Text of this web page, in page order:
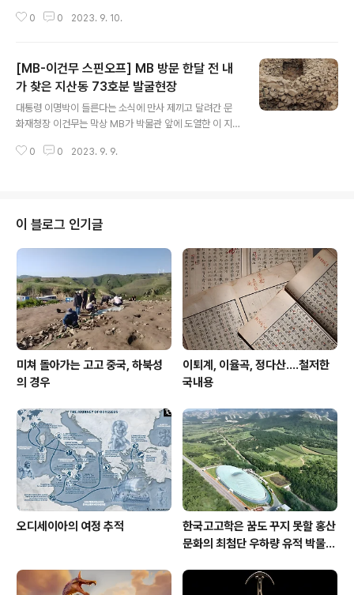
는 2008년 무렵 대가야 중심 가야문화권 광역관광개발계
을 수립하기도 했다. 이를 위해 고령군은 2007년 1월에 3
억원을 들여 가야문화권 광역관광개발계획 용역을 완료한
데 이어 이듬해 9월에는 당시 건설교통부에 이들 특정지역
을 그렇게 지정해달라 건의키로 한 상태였다. 이에 따르면
광역 관광개발계획지구로 묶는다는 것이었다. 세부로 보면
0 0 2023. 9. 10.
[MB-이건무 스핀오프] MB 방문 한달 전 내
가 찾은 지산동 73호분 발굴현장
대통령 이명박이 들른다는 소식에 만사 제끼고 달려간 문
화재청장 이건무는 막상 MB가 박물관 앞에 도열한 이 지
건너띄게 되자 뻘쭘해졌다는 이야기를 앞서 이야기했거니
예정돼 있어 발굴단이나 이를 의뢰한 고령군, 그리고 현장
을 대리 관리하다시피하는 고령군립 공립 대가야박물관도
그쪽으로 신경을 쓰는 눈치였다. 당시 사정을 비교적 잘 기
억하는 이곳 박물관 베테랑 학예연구사 손정미는 당시를
회고하며 한달 전부터 보안검색하느라 난리를 쳤다고 기억
한다. 또 하나 저와 같은 MB 발굴현장 ..
0 0 2023. 9. 9.
이 블로그 인기글
미쳐 돌아가는 고고 중국, 하북성
의 경우
이퇴계, 이율곡, 정다산....철저한
국내용
오디세이아의 여정 추적
한국고고학은 꿈도 꾸지 못할 홍산
문화의 최첨단 우하량 유적 박물관